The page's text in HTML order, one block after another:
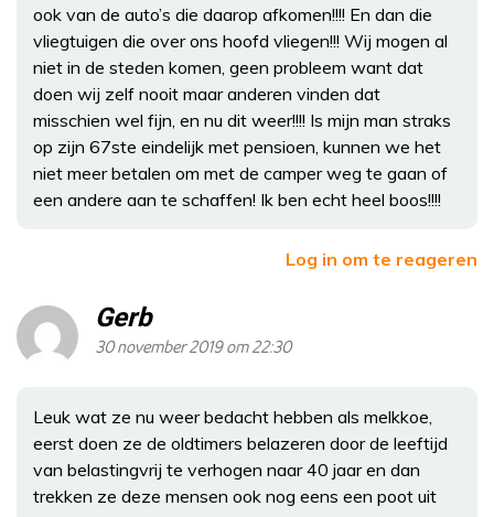
ook van de auto’s die daarop afkomen!!!! En dan die
vliegtuigen die over ons hoofd vliegen!!! Wij mogen al
niet in de steden komen, geen probleem want dat
doen wij zelf nooit maar anderen vinden dat
misschien wel fijn, en nu dit weer!!!! Is mijn man straks
op zijn 67ste eindelijk met pensioen, kunnen we het
niet meer betalen om met de camper weg te gaan of
een andere aan te schaffen! Ik ben echt heel boos!!!!
Log in om te reageren
Gerb
30 november 2019 om 22:30
Leuk wat ze nu weer bedacht hebben als melkkoe,
eerst doen ze de oldtimers belazeren door de leeftijd
van belastingvrij te verhogen naar 40 jaar en dan
trekken ze deze mensen ook nog eens een poot uit